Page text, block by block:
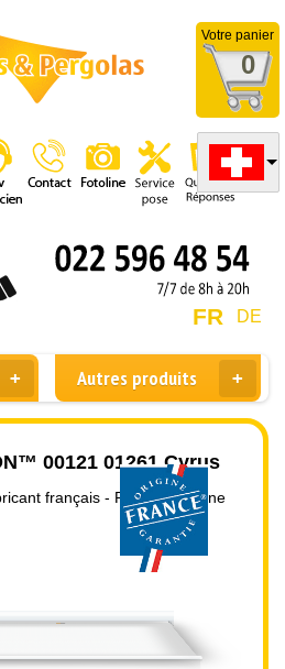
Votre panier
0
DE
FR
Autres produits
00121 01261 Cyrus
français - Prix direct usine